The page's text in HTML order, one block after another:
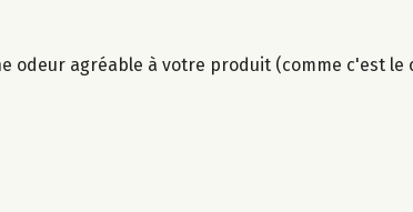
odeur agréable à votre produit (comme c'est le